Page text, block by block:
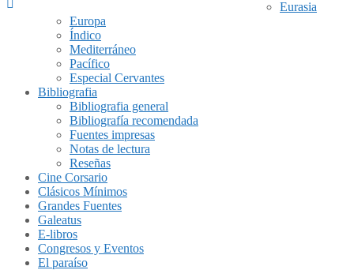
Eurasia
Europa
Índico
Mediterráneo
Pacífico
Especial Cervantes
Bibliografia
Bibliografia general
Bibliografía recomendada
Fuentes impresas
Notas de lectura
Reseñas
Cine Corsario
Clásicos Mínimos
Grandes Fuentes
Galeatus
E-libros
Congresos y Eventos
El paraíso